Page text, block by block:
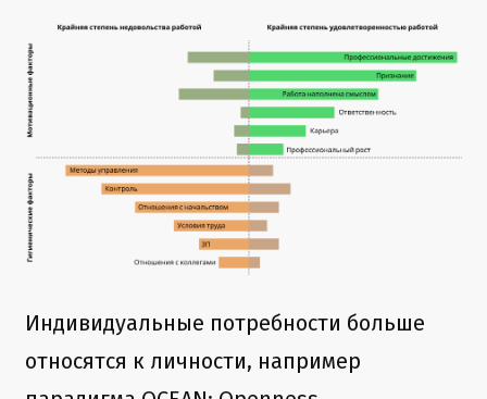
Индивидуальные потребности больше
относятся к личности, например